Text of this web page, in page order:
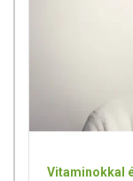
Vitaminokkal